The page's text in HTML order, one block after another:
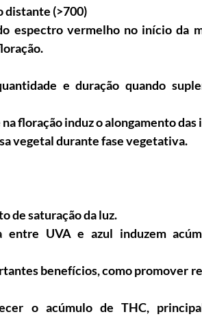
distante (>700)
espectro vermelho no início da
e duração quando
floração induz o alongamento
vegetal durante fase vegetativa.
de saturação da luz.
entre UVA e azul induzem
benefícios, como promover
o acúmulo de THC,